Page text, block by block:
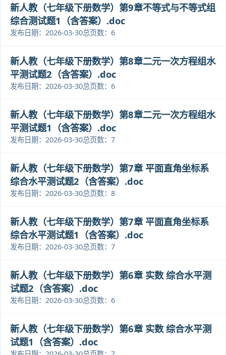
新人教（七年级下册数学）第9章不等式与不等式组
综合测试题1（含答案）.doc
发布日期：2026-03-30总页数：6
新人教（七年级下册数学）第8章二元一次方程组水
平测试题2（含答案）.doc
发布日期：2026-03-30总页数：6
新人教（七年级下册数学）第8章二元一次方程组水
平测试题1（含答案）.doc
发布日期：2026-03-30总页数：7
新人教（七年级下册数学）第7章 平面直角坐标系
综合水平测试题2（含答案）.doc
发布日期：2026-03-30总页数：8
新人教（七年级下册数学）第7章 平面直角坐标系
综合水平测试题1（含答案）.doc
发布日期：2026-03-30总页数：7
新人教（七年级下册数学）第6章 实数 综合水平测
试题2（含答案）.doc
发布日期：2026-03-30总页数：6
新人教（七年级下册数学）第6章 实数 综合水平测
试题1（含答案）.doc